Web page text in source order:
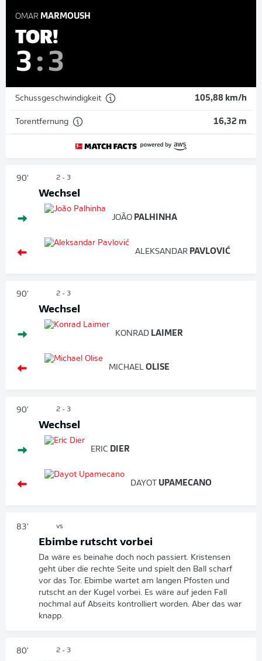
OMAR MARMOUSH
TOR!
3 : 3
Schussgeschwindigkeit 105,88 km/h
Torentfernung 16,32 m
90' 2 - 3
Wechsel
JOÃO PALHINHA
ALEKSANDAR PAVLOVIĆ
90' 2 - 3
Wechsel
KONRAD LAIMER
MICHAEL OLISE
90' 2 - 3
Wechsel
ERIC DIER
DAYOT UPAMECANO
83' vs
Ebimbe rutscht vorbei
Da wäre es beinahe doch noch passiert. Kristensen
geht über die rechte Seite und spielt den Ball scharf
vor das Tor. Ebimbe wartet am langen Pfosten und
rutscht an der Kugel vorbei. Es wäre auf jeden Fall
nochmal auf Abseits kontrolliert worden. Aber das war
knapp.
80' 2 - 3